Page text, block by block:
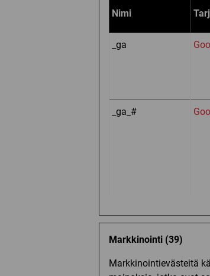
Nimi
_ga
_ga_#
Markkinointi (39)
Markkinointievästeitä